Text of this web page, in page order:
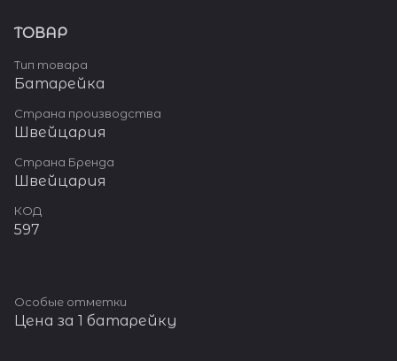
ТОВАР
Тип товара
Батарейка
Страна производства
Швейцария
Страна Бренда
Швейцария
КОД
597
Особые отметки
Цена за 1 батарейку